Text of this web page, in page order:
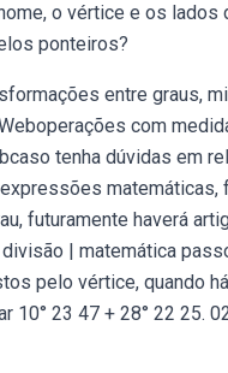
o vértice e os lados
ponteiros?
entre graus,
com
tenha dúvidas em
futuramente haverá
| matemática
pelo vértice, quando
10° 23 47 + 28° 22 25.